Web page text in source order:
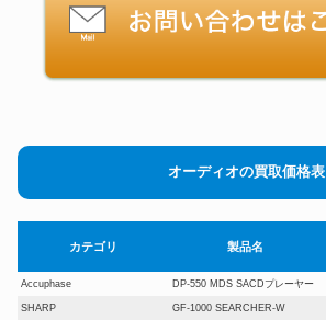
オーディオの買取価格表
カテゴリ 製品名
Accuphase DP-550 MDS SACDプレーヤー
SHARP GF-1000 SEARCHER-W